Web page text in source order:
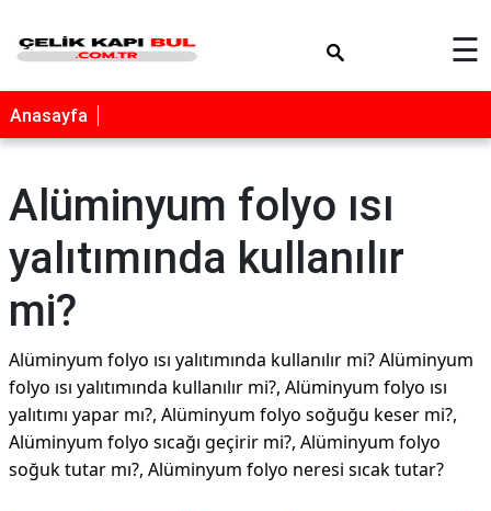
☰
Anasayfa
Alüminyum folyo ısı
yalıtımında kullanılır
mi?
Alüminyum folyo ısı yalıtımında kullanılır mi? Alüminyum
folyo ısı yalıtımında kullanılır mi?, Alüminyum folyo ısı
yalıtımı yapar mı?, Alüminyum folyo soğuğu keser mi?,
Alüminyum folyo sıcağı geçirir mi?, Alüminyum folyo
soğuk tutar mı?, Alüminyum folyo neresi sıcak tutar?